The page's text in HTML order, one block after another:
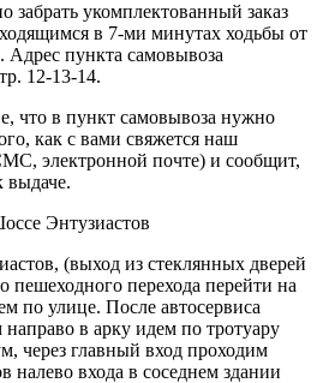
забрать укомплектованный заказ
в 7-ми минутах ходьбы от
Адрес пункта самовывоза
12-13-14.
что в пункт самовывоза нужно
как с вами свяжется наш
электронной почте) и сообщит,
выдаче.
Энтузиастов
(выход из стеклянных дверей
пешеходного перехода перейти на
по улице. После автосервиса
в арку идем по тротуару
через главный вход проходим
налево входа в соседнем здании